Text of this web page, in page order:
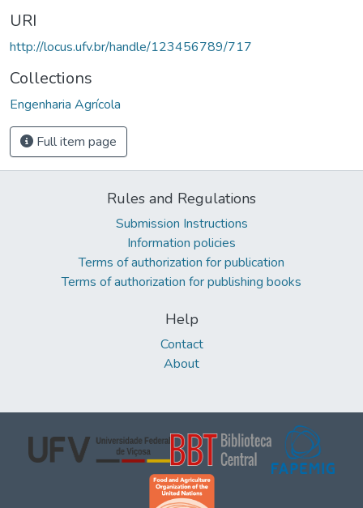
URI
http://locus.ufv.br/handle/123456789/717
Collections
Engenharia Agrícola
Full item page
Rules and Regulations
Submission Instructions
Information policies
Terms of authorization for publication
Terms of authorization for publishing books
Help
Contact
About